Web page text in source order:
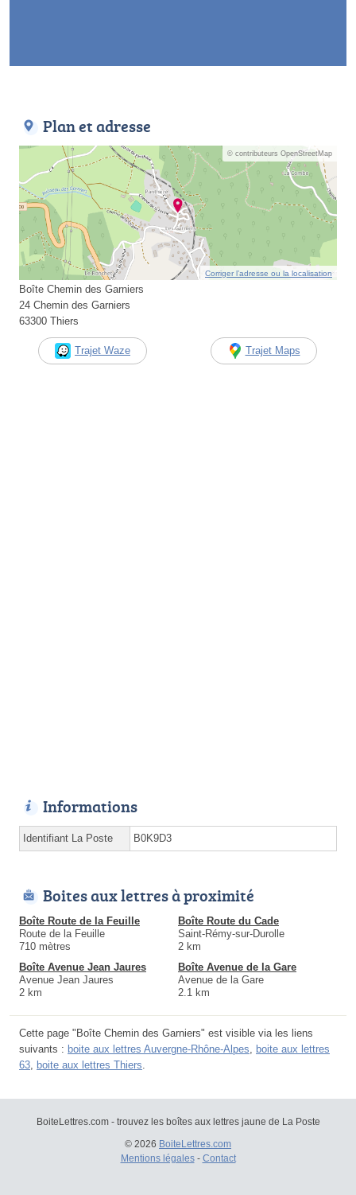
Plan et adresse
© contributeurs OpenStreetMap
Corriger l’adresse ou la localisation
Boîte Chemin des Garniers
24 Chemin des Garniers
63300 Thiers
Trajet Waze Trajet Maps
Informations
Identifiant La Poste B0K9D3
Boites aux lettres à proximité
Boîte Route de la Feuille
Route de la Feuille
710 mètres
Boîte Route du Cade
Saint-Rémy-sur-Durolle
2 km
Boîte Avenue Jean Jaures
Avenue Jean Jaures
2 km
Boîte Avenue de la Gare
Avenue de la Gare
2.1 km
Cette page "Boîte Chemin des Garniers" est visible via les liens
suivants : boite aux lettres Auvergne-Rhône-Alpes
boite aux lettres
63 boite aux lettres Thiers
BoiteLettres.com - trouvez les boîtes aux lettres jaune de La Poste
© 2026 BoiteLettres.com
Mentions légales- Contact